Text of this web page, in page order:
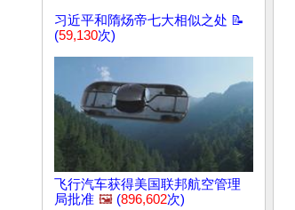
习近平和隋炀帝七大相似之处 📝
(59,130次)
飞行汽车获得美国联邦航空管理
局批准 🖼️ (896,602次)